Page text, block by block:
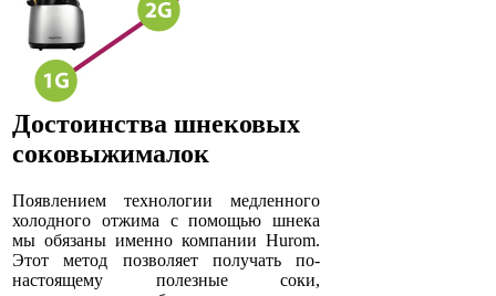
Достоинства шнековых
соковыжималок
Появлением технологии медленного
холодного отжима с помощью шнека
мы обязаны именно компании Hurom.
Этот метод позволяет получать по-
настоящему полезные соки,